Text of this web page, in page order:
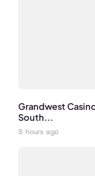
Grandwest
South...
8 hours ago